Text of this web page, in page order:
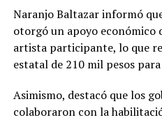
Naranjo Baltazar informó
otorgó un apoyo económico
artista participante, lo que
estatal de 210 mil pesos
Asimismo, destacó que los
colaboraron con la